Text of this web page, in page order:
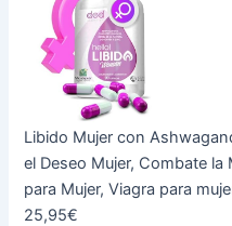
Libido Mujer con
el Deseo Mujer, Combate
para Mujer, Viagra para
25,95€